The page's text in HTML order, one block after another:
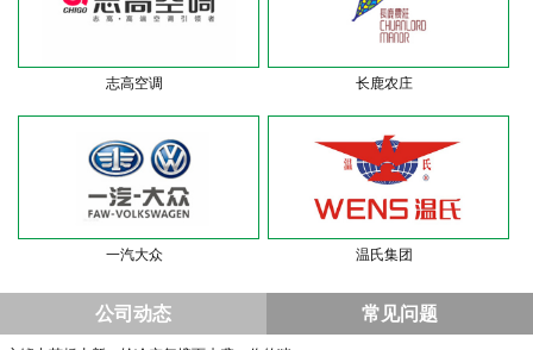
志高空调 长鹿农庄
一汽大众 温氏集团
公司动态 常见问题